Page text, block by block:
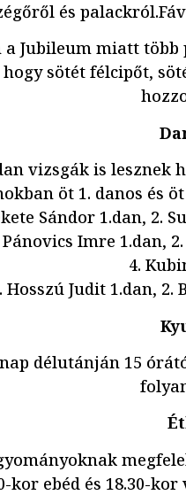
és
a Jubileum miatt
sötét félcipőt,
vizsgák is lesznek
öt 1. danos és
Sándor 1.dan, 2.
Pánovics Imre 1.dan,
4.
Hosszú Judit 1.dan, 2.
délutánján 15
kor ebéd és 18.30-